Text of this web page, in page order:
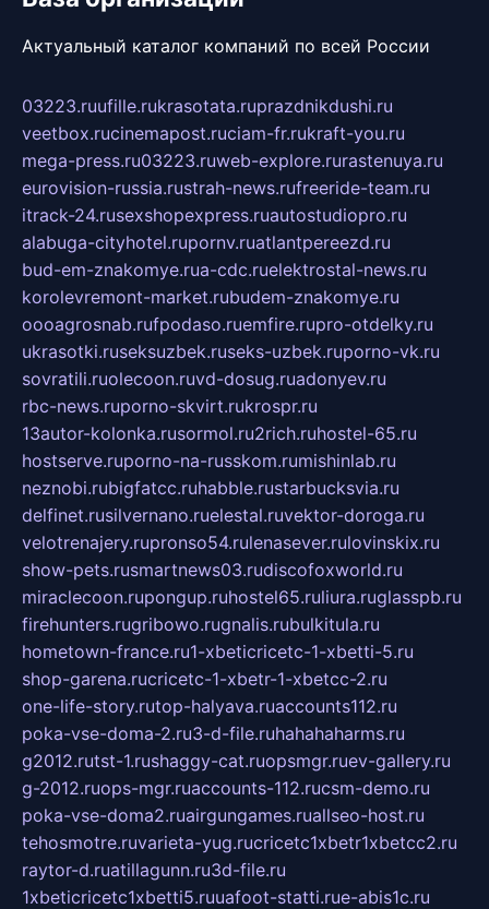
Актуальный каталог компаний по всей России
03223.ruufille.rukrasotata.ruprazdnikdushi.ru
veetbox.rucinemapost.ruciam-fr.rukraft-you.ru
mega-press.ru03223.ruweb-explore.rurastenuya.ru
eurovision-russia.rustrah-news.rufreeride-team.ru
itrack-24.rusexshopexpress.ruautostudiopro.ru
alabuga-cityhotel.rupornv.ruatlantpereezd.ru
bud-em-znakomye.rua-cdc.ruelektrostal-news.ru
korolevremont-market.rubudem-znakomye.ru
oooagrosnab.rufpodaso.ruemfire.rupro-otdelky.ru
ukrasotki.ruseksuzbek.ruseks-uzbek.ruporno-vk.ru
sovratili.ruolecoon.ruvd-dosug.ruadonyev.ru
rbc-news.ruporno-skvirt.rukrospr.ru
13autor-kolonka.rusormol.ru2rich.ruhostel-65.ru
hostserve.ruporno-na-russkom.rumishinlab.ru
neznobi.rubigfatcc.ruhabble.rustarbucksvia.ru
delfinet.rusilvernano.ruelestal.ruvektor-doroga.ru
velotrenajery.rupronso54.rulenasever.rulovinskix.ru
show-pets.rusmartnews03.rudiscofoxworld.ru
miraclecoon.rupongup.ruhostel65.ruliura.ruglasspb.ru
firehunters.rugribowo.rugnalis.rubulkitula.ru
hometown-france.ru1-xbeticricetc-1-xbetti-5.ru
shop-garena.rucricetc-1-xbetr-1-xbetcc-2.ru
one-life-story.rutop-halyava.ruaccounts112.ru
poka-vse-doma-2.ru3-d-file.ruhahahaharms.ru
g2012.rutst-1.rushaggy-cat.ruopsmgr.ruev-gallery.ru
g-2012.ruops-mgr.ruaccounts-112.rucsm-demo.ru
poka-vse-doma2.ruairgungames.ruallseo-host.ru
tehosmotre.ruvarieta-yug.rucricetc1xbetr1xbetcc2.ru
raytor-d.ruatillagunn.ru3d-file.ru
1xbeticricetc1xbetti5.ruuafoot-statti.rue-abis1c.ru